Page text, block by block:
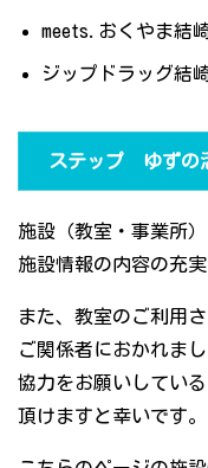
meets.おくやま結
ジップドラッグ結
ステップ ゆずの
施設（教室・事業所
施設情報の内容の充
また、教室のご利用
ご関係者におかれま
協力をお願いしてい
頂けますと幸いです。